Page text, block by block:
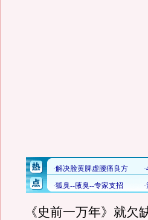
《史前一万年》就